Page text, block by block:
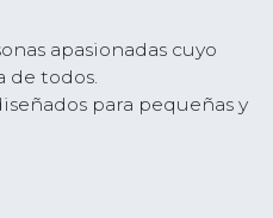
apasionadas cuyo
de todos.
para pequeñas y